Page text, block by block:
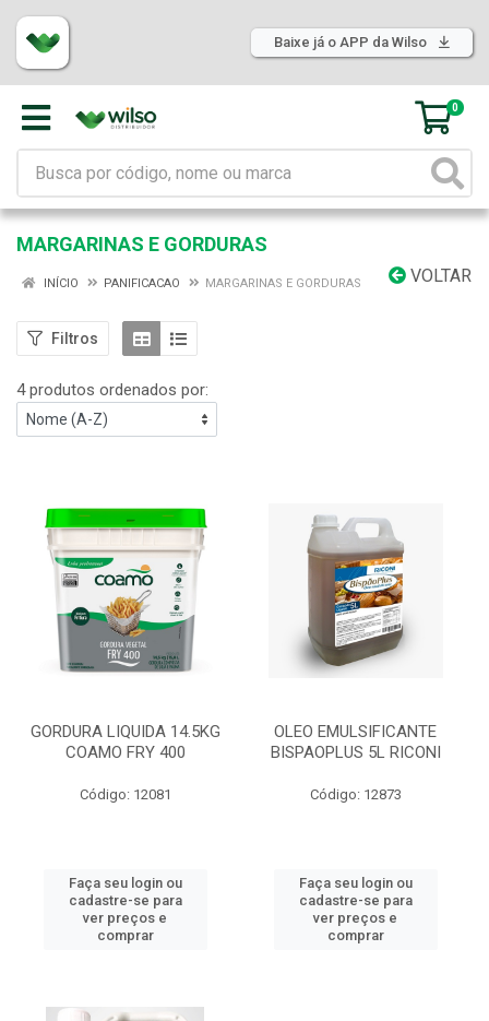
Baixe já o APP da Wilso
0
MARGARINAS E GORDURAS
VOLTAR
INÍCIO PANIFICACAO MARGARINAS E GORDURAS
Filtros
4 produtos ordenados por:
GORDURA LIQUIDA 14.5KG
COAMO FRY 400
Código: 12081
Faça seu login ou
cadastre-se para
ver preços e
comprar
OLEO EMULSIFICANTE
BISPAOPLUS 5L RICONI
Código: 12873
Faça seu login ou
cadastre-se para
ver preços e
comprar